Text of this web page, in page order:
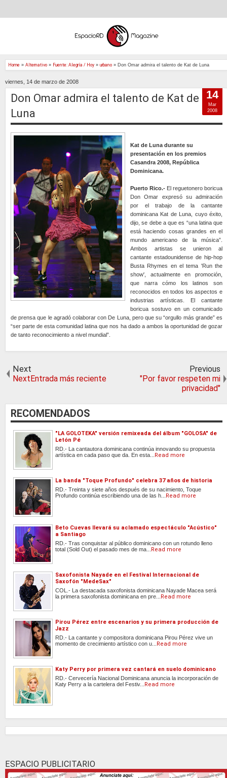
Home » Alternativo » Fuente: Alegría / Hoy » urbano » Don Omar admira el talento de Kat de Luna
viernes, 14 de marzo de 2008
Don Omar admira el talento de Kat de
Luna
Kat de Luna durante su
presentación en los premios
Casandra 2008, República
Dominicana.
Puerto Rico.- El reguetonero boricua
Don Omar expresó su admiración
por el trabajo de la cantante
dominicana Kat de Luna, cuyo éxito,
dijo, se debe a que es “una latina que
está haciendo cosas grandes en el
mundo americano de la música”.
Ambos artistas se unieron al
cantante estadounidense de hip-hop
Busta Rhymes en el tema 'Run the
show', actualmente en promoción,
que narra cómo los latinos son
reconocidos en todos los aspectos e
industrias artísticas. El cantante
boricua sostuvo en un comunicado
de prensa que le agradó colaborar con De Luna, pero que su “orgullo más grande” es
“ser parte de esta comunidad latina que nos ha dado a ambos la oportunidad de gozar
de tanto reconocimiento a nivel mundial”.
14
Mar
2008
Next
NextEntrada más reciente
Previous
"Por favor respeten mi
privacidad"
RECOMENDADOS
"LA GOLOTEKA" versión remixeada del álbum "GOLOSA" de
Letón Pé
RD.- La cantautora dominicana continúa innovando su propuesta
artística en cada paso que da. En esta...
Read more
La banda "Toque Profundo" celebra 37 años de historia
RD.- Treinta y siete años después de su nacimiento, Toque
Profundo continúa escribiendo una de las h...
Read more
Beto Cuevas llevará su aclamado espectáculo "Acústico"
a Santiago
RD.- Tras conquistar al público dominicano con un rotundo lleno
total (Sold Out) el pasado mes de ma...
Read more
Saxofonista Nayade en el Festival Internacional de
Saxofón "MedeSax"
COL.- La destacada saxofonista dominicana Nayade Macea será
la primera saxofonista dominicana en pre...
Read more
Pirou Pérez entre escenarios y su primera producción de
Jazz
RD.- La cantante y compositora dominicana Pirou Pérez vive un
momento de crecimiento artístico con u...
Read more
Katy Perry por primera vez cantará en suelo dominicano
RD.- Cervecería Nacional Dominicana anuncia la incorporación de
Katy Perry a la cartelera del Festiv...
Read more
ESPACIO PUBLICITARIO